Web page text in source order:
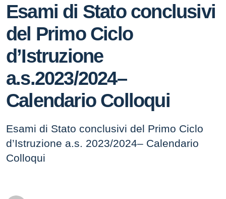
Esami di Stato conclusivi
del Primo Ciclo
d’Istruzione
a.s.2023/2024–
Calendario Colloqui
Esami di Stato conclusivi del Primo Ciclo
d’Istruzione a.s. 2023/2024– Calendario
Colloqui